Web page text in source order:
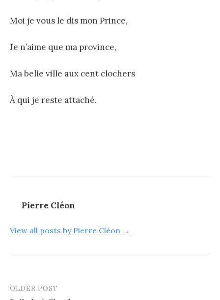
Moi je vous le dis mon Prince,
Je n’aime que ma province,
Ma belle ville aux cent clochers
À qui je reste attaché.
Pierre Cléon
View all posts by Pierre Cléon →
Post
OLDER POST